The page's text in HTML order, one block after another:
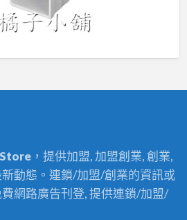
，提供加盟, 加盟創業, 創業,
動態。連鎖/加盟/創業的資訊或
網路廣告刊登, 提供連鎖/加盟/